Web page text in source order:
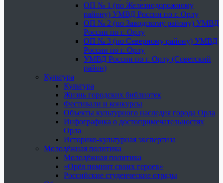
ОП № 1 (по Железнодорожному
району) УМВД России по г. Орлу
ОП № 2 (по Заводскому району) УМВД
России по г. Орлу
ОП № 3 (по Северному району) УМВД
России по г. Орлу
УМВД России по г. Орлу (Советский
район)
Культура
Культура
Жизнь городских библиотек
Фестивали и конкурсы
Объекты культурного наследия города Орла
Инфографика о достопримечательностях
Орла
Историко-культурная экспертиза
Молодёжная политика
Молодёжная политика
«Орёл помнит своих героев»
Российские студенческие отряды